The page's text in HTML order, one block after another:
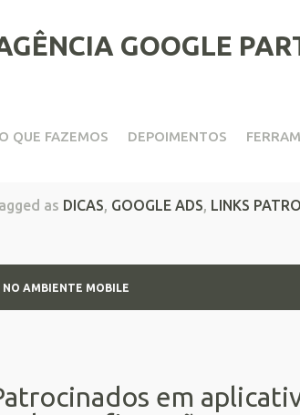
O QUE FAZEMOS DEPOIMENTOS
no
as DICAS, GOOGLE ADS, LINKS
AMBIENTE MOBILE
em